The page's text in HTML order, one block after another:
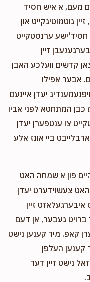
מעם, א איש חסיד
גוטמוטיגקייט און
ערנסטקייט
זיין
קדשים וועלכע האבן
אבער אפילו
יעדן איינעם
כבן המתחטא לפני אביו
צו ענטפערן יעדן
ביי אונז אלע
פון א שמחה האט
צעשוידערט יעדן
זיין
ברויט געבער, אן דעם
קאפ. מיר קענען נישט
קענען העלפן
נישט זיין דער